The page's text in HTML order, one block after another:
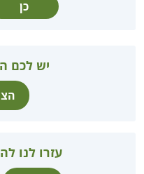
כן
יש לכם
עזרו לנו